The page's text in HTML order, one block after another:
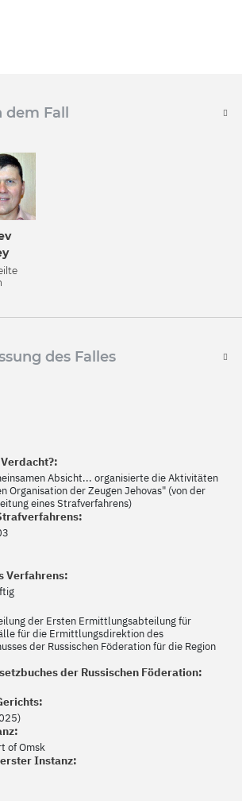
Fall
des Falles
Absicht... organisierte die Aktivitäten
Organisation der Zeugen Jehovas" (von der
eines Strafverfahrens)
Verfahrens:
der Ersten Ermittlungsabteilung für
für die Ermittlungsdirektion des
der Russischen Föderation für die Region
der Russischen Föderation:
of Omsk
Instanz: